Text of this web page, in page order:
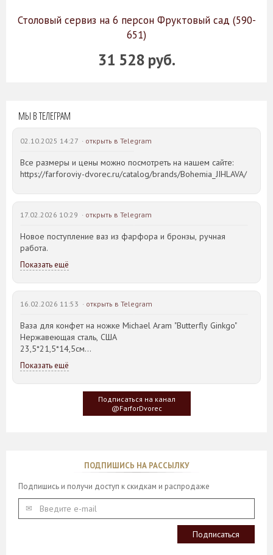
Столовый сервиз на 6 персон Фруктовый сад (590-
651)
31 528 руб.
МЫ В ТЕЛЕГРАМ
02.10.2025 14:27 · открыть в Telegram
Все размеры и цены можно посмотреть на нашем сайте:
https://farforoviy-dvorec.ru/catalog/brands/Bohemia_JIHLAVA/
17.02.2026 10:29 · открыть в Telegram
Новое поступление ваз из фарфора и бронзы, ручная
работа.
Показать ещё
16.02.2026 11:53 · открыть в Telegram
Ваза для конфет на ножке Michael Aram "Butterfly Ginkgo"
Нержавеющая сталь, США
23,5*21,5*14,5см
Идея такого дизайна предметов сервировки стола пришла
создателю, когда он впервые увидел дерево Гинкго Билоба,
у которого растут двойные листья, напоминающие крылья
Показать ещё
Подписаться на канал
@FarforDvorec
ПОДПИШИСЬ НА РАССЫЛКУ
Подпишись и получи доступ к скидкам и распродаже